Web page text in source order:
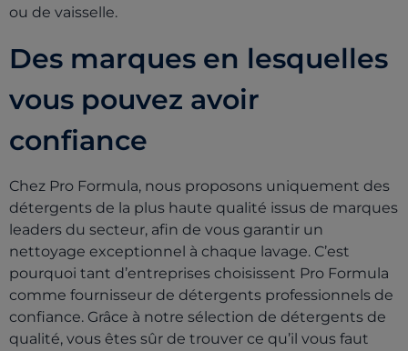
ou de vaisselle.
Des marques en lesquelles
vous pouvez avoir
confiance
Chez Pro Formula, nous proposons uniquement des
détergents de la plus haute qualité issus de marques
leaders du secteur, afin de vous garantir un
nettoyage exceptionnel à chaque lavage. C’est
pourquoi tant d’entreprises choisissent Pro Formula
comme fournisseur de détergents professionnels de
confiance. Grâce à notre sélection de détergents de
qualité, vous êtes sûr de trouver ce qu’il vous faut